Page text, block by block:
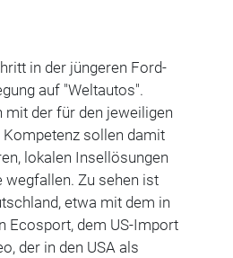
in der jüngeren Ford-
auf "Weltautos".
mit der für den jeweiligen
sollen damit
lokalen Insellösungen
wegfallen. Zu sehen ist
etwa mit dem in
Ecosport, dem US-Import
der in den USA als